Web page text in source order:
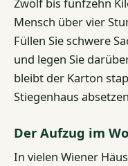
Mensch über vier
Füllen Sie schwere
und legen Sie
bleibt der Karton
Stiegenhaus
Der Aufzug im
In vielen Wiener